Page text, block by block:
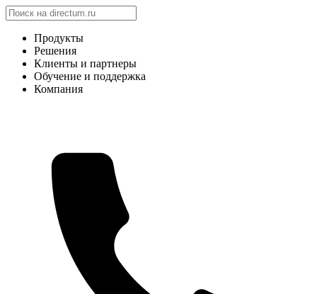
Продукты
Решения
Клиенты и партнеры
Обучение и поддержка
Компания